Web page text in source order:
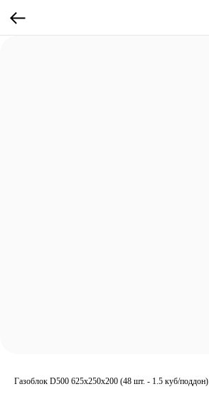
Газоблок D500 625x250x200 (48 шт. - 1.5 куб/поддон)